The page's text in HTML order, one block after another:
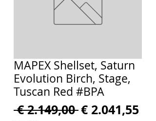
MAPEX Shellset, Saturn
Evolution Birch, Stage,
Tuscan Red #BPA
€ 2.149,00 Normale
€ 2.041,55